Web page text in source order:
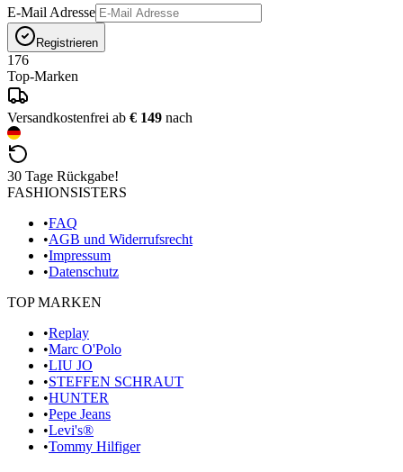
E-Mail Adresse
Registrieren
176
Top-Marken
Versandkostenfrei ab € 149 nach
30 Tage Rückgabe!
FASHIONSISTERS
•FAQ
•AGB und Widerrufsrecht
•Impressum
•Datenschutz
TOP MARKEN
•Replay
•Marc O'Polo
•LIU JO
•STEFFEN SCHRAUT
•HUNTER
•Pepe Jeans
•Levi's®
•Tommy Hilfiger